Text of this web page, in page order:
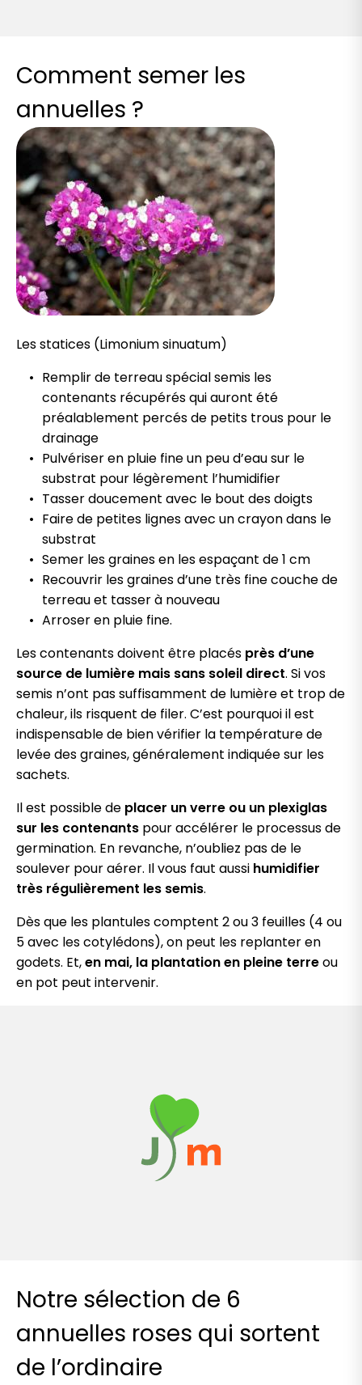
Comment semer les
annuelles ?
Les statices (Limonium sinuatum)
Remplir de terreau spécial semis les
contenants récupérés qui auront été
préalablement percés de petits trous pour le
drainage
Pulvériser en pluie fine un peu d’eau sur le
substrat pour légèrement l’humidifier
Tasser doucement avec le bout des doigts
Faire de petites lignes avec un crayon dans le
substrat
Semer les graines en les espaçant de 1 cm
Recouvrir les graines d’une très fine couche de
terreau et tasser à nouveau
Arroser en pluie fine.
Les contenants doivent être placés près d’une
source de lumière mais sans soleil direct. Si vos
semis n’ont pas suffisamment de lumière et trop de
chaleur, ils risquent de filer. C’est pourquoi il est
indispensable de bien vérifier la température de
levée des graines, généralement indiquée sur les
sachets.
Il est possible de placer un verre ou un plexiglas
sur les contenants pour accélérer le processus de
germination. En revanche, n’oubliez pas de le
soulever pour aérer. Il vous faut aussi humidifier
très régulièrement les semis.
Dès que les plantules comptent 2 ou 3 feuilles (4 ou
5 avec les cotylédons), on peut les replanter en
godets. Et,en mai, la plantation en pleine terreou
en pot peut intervenir.
Notre sélection de 6
annuelles roses qui sortent
de l’ordinaire